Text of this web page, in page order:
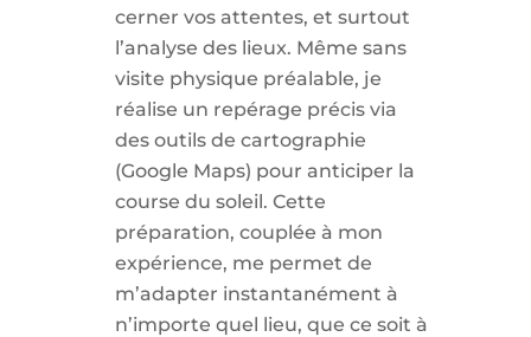
cerner vos attentes, et surtout
l’analyse des lieux. Même sans
visite physique préalable, je
réalise un repérage précis via
des outils de cartographie
(Google Maps) pour anticiper la
course du soleil. Cette
préparation, couplée à mon
expérience, me permet de
m’adapter instantanément à
n’importe quel lieu, que ce soit à